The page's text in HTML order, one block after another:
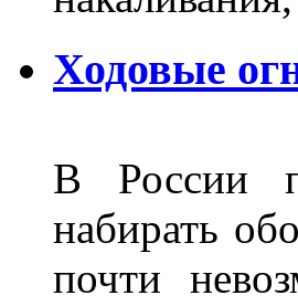
Ходовые
В России
набирать
почти